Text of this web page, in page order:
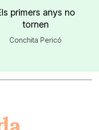
primers anys no
tornen
Conchita Pericó